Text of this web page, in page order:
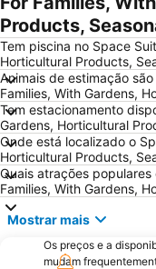
Products,
Tem piscina no Space
Horticultural Products,
Animais de estimação
Families, With Gardens,
Tem estacionamento
Gardens, Horticultural
Onde está localizado o
Horticultural Products,
Quais atrações
Families, With Gardens,
Mostrar mais
Os preços e a
mudam